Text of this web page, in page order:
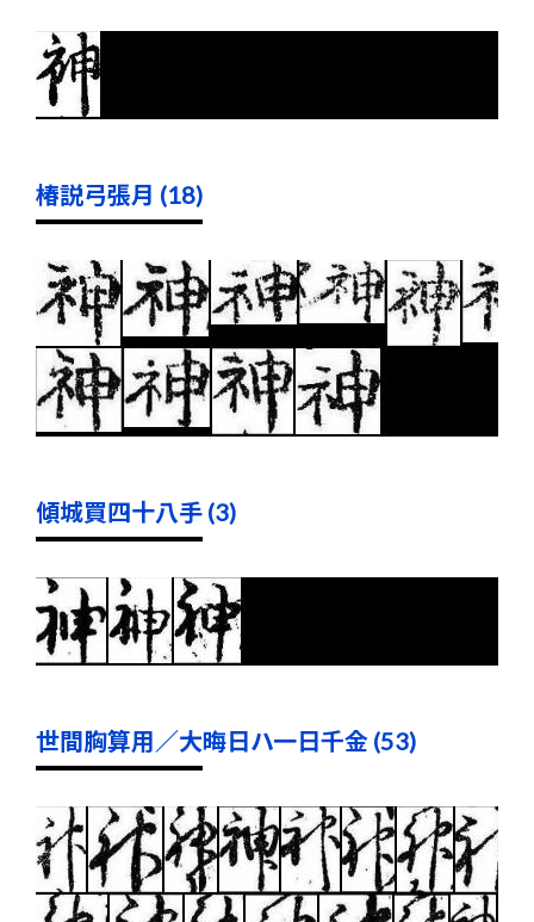
椿説弓張月 (18)
傾城買四十八手 (3)
世間胸算用／大晦日ハ一日千金 (53)